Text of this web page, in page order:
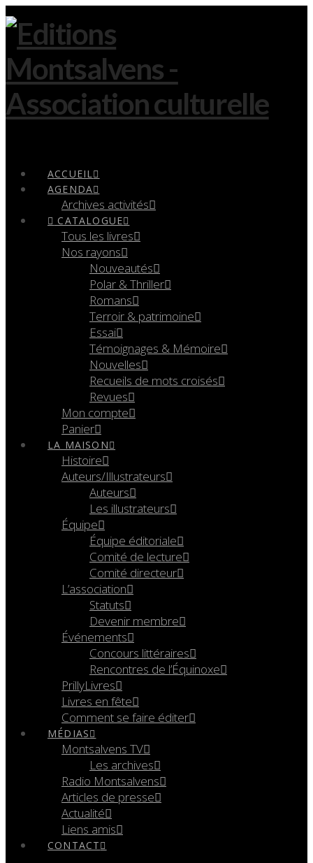
ACCUEIL
AGENDA
Archives activités
CATALOGUE
Tous les livres
Nos rayons
Nouveautés
Polar & Thriller
Romans
Terroir & patrimoine
Essai
Témoignages & Mémoire
Nouvelles
Recueils de mots croisés
Revues
Mon compte
Panier
LA MAISON
Histoire
Auteurs/Illustrateurs
Auteurs
Les illustrateurs
Équipe
Équipe éditoriale
Comité de lecture
Comité directeur
L’association
Statuts
Devenir membre
Événements
Concours littéraires
Rencontres de l’Équinoxe
PrillyLivres
Livres en fête
Comment se faire éditer
MÉDIAS
Montsalvens TV
Les archives
Radio Montsalvens
Articles de presse
Actualité
Liens amis
CONTACT